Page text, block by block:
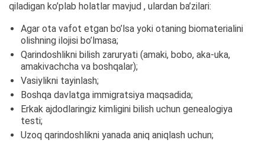
qiladigan ko’plab holatlar mavjud , ulardan ba’zilari:
Agar ota vafot etgan bo’lsa yoki otaning biomaterialini
olishning ilojisi bo’lmasa;
Qarindoshlikni bilish zaruryati (amaki, bobo, aka-uka,
amakivachcha va boshqalar);
Vasiylikni tayinlash;
Boshqa davlatga immigratsiya maqsadida;
Erkak ajdodlaringiz kimligini bilish uchun genealogiya
testi;
Uzoq qarindoshlikni yanada aniq aniqlash uchun;